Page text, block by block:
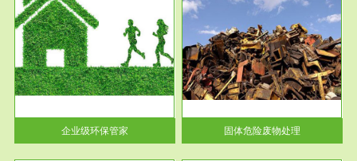
企业级环保管家
服务范围
固体危险废物处理
固体废物解释：固体废物是指人
们在生产建设、日常生活和其他
活动中...
固体危险废物处理